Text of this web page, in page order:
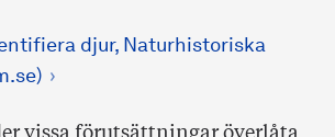
djur, Naturhistoriska